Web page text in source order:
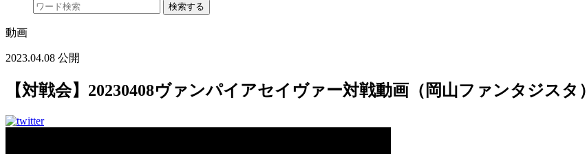
検索する
動画
2023.04.08 公開
【対戦会】20230408ヴァンパイアセイヴァー対戦動画（岡山ファンタジスタ）